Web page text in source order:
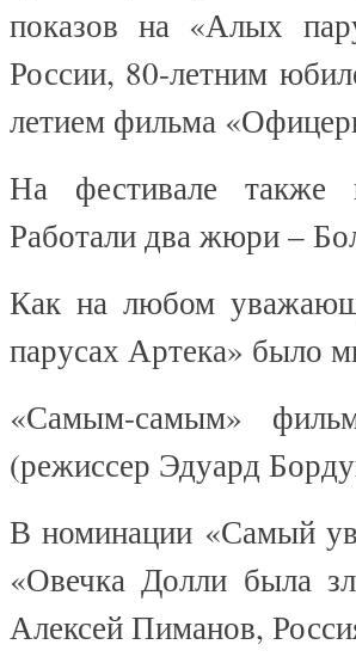
показов на «Алых
России, 80-летним
летием фильма
На фестивале также
Работали два жюри –
Как на любом
парусах Артека» было
«Самым-самым»
(режиссер Эдуард
В номинации «Самый
«Овечка Долли была
Алексей Пиманов,